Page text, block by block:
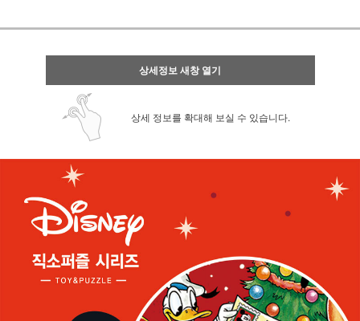
상세정보 새창 열기
상세 정보를 확대해 보실 수 있습니다.